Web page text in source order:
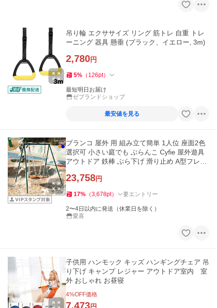
吊り輪 エクササイズ リング 筋トレ 自重 トレ
ーニング 器具 懸垂 (ブラック、イエロー, 3m)
2,780円
5% （ 126pt）
最短明日お届け
ゼブランドショップ
最安値を見る
ブランコ 屋外 用 組み立て簡単 1人位 座面2色
選択可 小さい庭でも ぶらんこ Cyfie 屋外遊具
アウトドア 鉄棒 ぶら下げ 滑り止め A型フレー
23,758円
17% （3,678pt） 要エントリー
2〜4日以内に発送（休業日を除く）
愛喜
子供用 ハンモック キッズ ハンギングチェア 吊
り下げ キャンプ レジャー アウトドア室内 室
外 おしゃれ お昼寝
4%OFF価格
7,473